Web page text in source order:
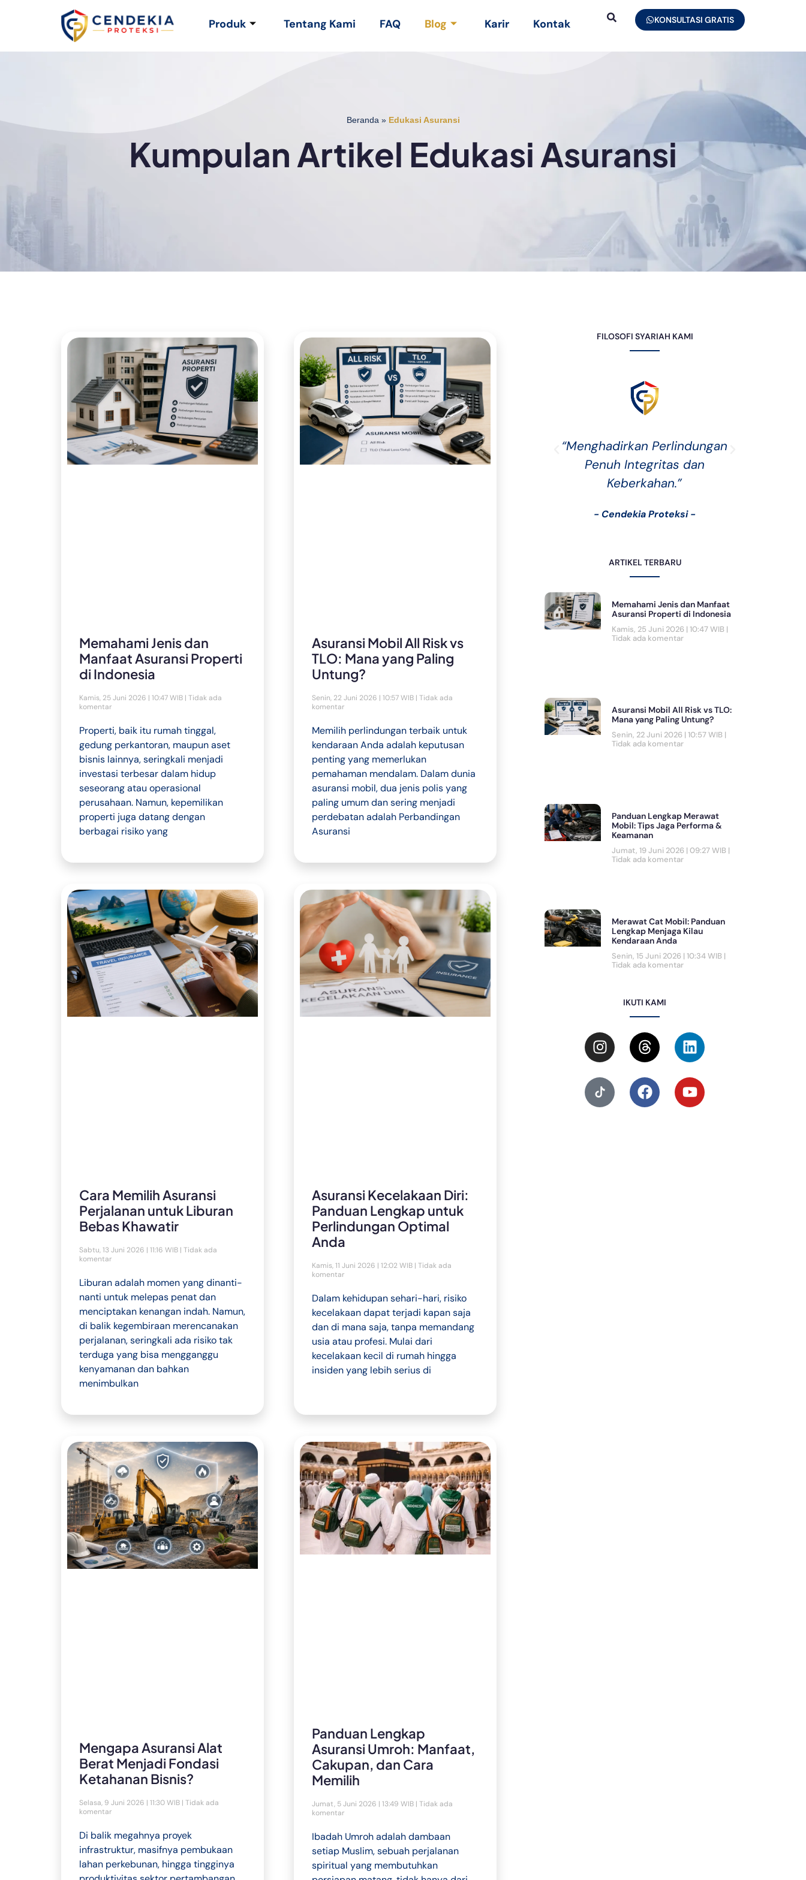
Produk Tentang Kami FAQ Blog Karir Kontak KONSULTASI GRATIS
Beranda » Edukasi Asuransi
Kumpulan Artikel Edukasi Asuransi
Memahami Jenis dan
Manfaat Asuransi Properti
di Indonesia
Kamis, 25 Juni 2026 | 10:47 WIB
Tidak ada
komentar
Properti, baik itu rumah tinggal,
gedung perkantoran, maupun aset
bisnis lainnya, seringkali menjadi
investasi terbesar dalam hidup
seseorang atau operasional
perusahaan. Namun, kepemilikan
properti juga datang dengan
berbagai risiko yang
Asuransi Mobil All Risk vs
TLO: Mana yang Paling
Untung?
Senin, 22 Juni 2026 | 10:57 WIB
Tidak ada
komentar
Memilih perlindungan terbaik untuk
kendaraan Anda adalah keputusan
penting yang memerlukan
pemahaman mendalam. Dalam dunia
asuransi mobil, dua jenis polis yang
paling umum dan sering menjadi
perdebatan adalah Perbandingan
Asuransi
Cara Memilih Asuransi
Perjalanan untuk Liburan
Bebas Khawatir
Sabtu, 13 Juni 2026 | 11:16 WIB
Tidak ada
komentar
Liburan adalah momen yang dinanti-
nanti untuk melepas penat dan
menciptakan kenangan indah. Namun,
di balik kegembiraan merencanakan
perjalanan, seringkali ada risiko tak
terduga yang bisa mengganggu
kenyamanan dan bahkan
menimbulkan
Asuransi Kecelakaan Diri:
Panduan Lengkap untuk
Perlindungan Optimal
Anda
Kamis, 11 Juni 2026 | 12:02 WIB
Tidak ada
komentar
Dalam kehidupan sehari-hari, risiko
kecelakaan dapat terjadi kapan saja
dan di mana saja, tanpa memandang
usia atau profesi. Mulai dari
kecelakaan kecil di rumah hingga
insiden yang lebih serius di
Mengapa Asuransi Alat
Berat Menjadi Fondasi
Ketahanan Bisnis?
Selasa, 9 Juni 2026 | 11:30 WIB
Tidak ada
komentar
Di balik megahnya proyek
infrastruktur, masifnya pembukaan
lahan perkebunan, hingga tingginya
Panduan Lengkap
Asuransi Umroh: Manfaat,
Cakupan, dan Cara
Memilih
Jumat, 5 Juni 2026 | 13:49 WIB
Tidak ada
komentar
Ibadah Umroh adalah dambaan
setiap Muslim, sebuah perjalanan
spiritual yang membutuhkan
FILOSOFI SYARIAH KAMI
“Menghadirkan Perlindungan
Penuh Integritas dan
Keberkahan.”
- Cendekia Proteksi -
ARTIKEL TERBARU
Memahami Jenis dan Manfaat
Asuransi Properti di Indonesia
Kamis, 25 Juni 2026 | 10:47 WIB
Tidak ada komentar
Asuransi Mobil All Risk vs TLO:
Mana yang Paling Untung?
Senin, 22 Juni 2026 | 10:57 WIB
Tidak ada komentar
Panduan Lengkap Merawat
Mobil: Tips Jaga Performa &
Keamanan
Jumat, 19 Juni 2026 | 09:27 WIB
Tidak ada komentar
Merawat Cat Mobil: Panduan
Lengkap Menjaga Kilau
Kendaraan Anda
Senin, 15 Juni 2026 | 10:34 WIB
Tidak ada komentar
IKUTI KAMI